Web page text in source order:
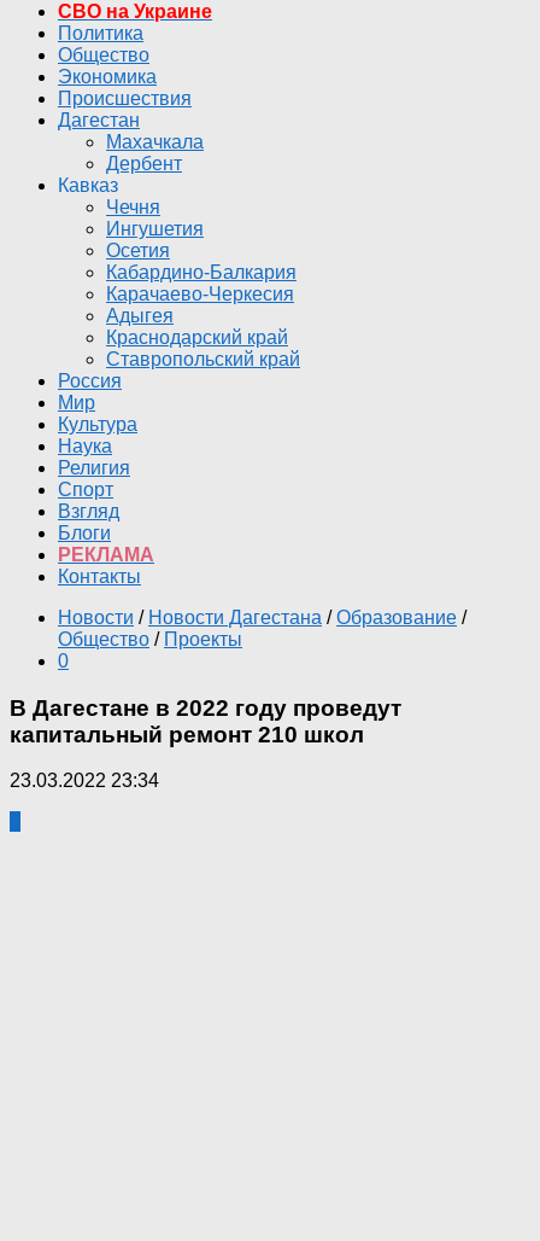
СВО на Украине
Политика
Общество
Экономика
Происшествия
Дагестан
Махачкала
Дербент
Кавказ
Чечня
Ингушетия
Осетия
Кабардино-Балкария
Карачаево-Черкесия
Адыгея
Краснодарский край
Ставропольский край
Россия
Мир
Культура
Наука
Религия
Спорт
Взгляд
Блоги
РЕКЛАМА
Контакты
Новости / Новости Дагестана / Образование /
Общество / Проекты
0
В Дагестане в 2022 году проведут
капитальный ремонт 210 школ
23.03.2022 23:34